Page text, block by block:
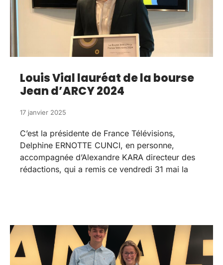
Louis Vial lauréat de la bourse
Jean d’ARCY 2024
17 janvier 2025
C’est la présidente de France Télévisions,
Delphine ERNOTTE CUNCI, en personne,
accompagnée d’Alexandre KARA directeur des
rédactions, qui a remis ce vendredi 31 mai la